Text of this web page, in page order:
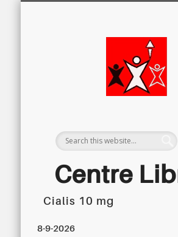
Centre
Centre régional du Libre Examen
Cialis 10 mg
8-9-2026